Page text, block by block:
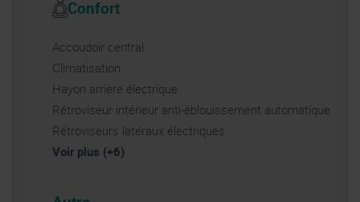
Confort
Accoudoir central
Climatisation
Hayon arrière électrique
Rétroviseur intérieur anti-éblouissement automatique
Rétroviseurs latéraux électriques
Voir plus (+6)